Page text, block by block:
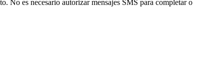
No es necesario autorizar mensajes SMS para completar o